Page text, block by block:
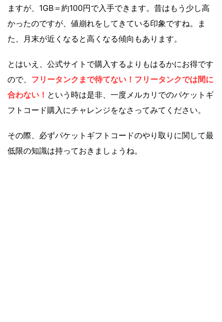
ますが、1GB＝約100円で入手できます。昔はもう少し高
かったのですが、値崩れをしてきている印象ですね。ま
た、月末が近くなると高くなる傾向もあります。
とはいえ、公式サイトで購入するよりもはるかにお得です
ので、 フリータンクまで待てない！フリータンクでは間に
合わない！ という時は是非、一度メルカリでのパケットギ
フトコード購入にチャレンジをなさってみてください。
その際、必ずパケットギフトコードのやり取りに関して最
低限の知識は持っておきましょうね。